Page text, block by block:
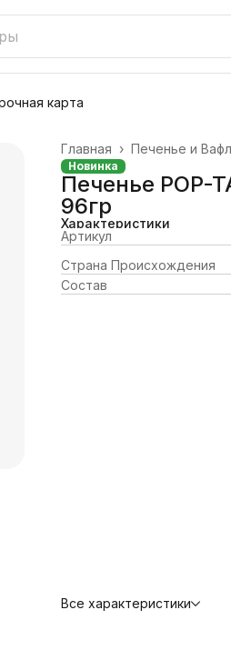
карта
Печенье и
Главная ›
Новинка
Печенье POP-
96гр
Характеристики
Артикул
Страна Происхождения
Состав
Все характеристики